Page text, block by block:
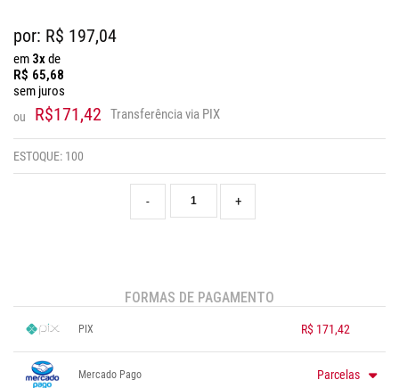
por: R$ 197,04
em 3xde
R$ 65,68
sem juros
ou R$171,42 Transferência via PIX
ESTOQUE: 100
+
-
FORMAS DE PAGAMENTO
PIX R$ 171,42
..
Mercado Pago Parcelas